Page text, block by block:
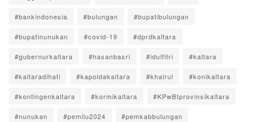
#bankindonesia #bulungan #bupatibulungan
#bupatinunukan #covid-19 #dprdkaltara
#gubernurkaltara #hasanbasri #idulfitri #kaltara
#kaltaradihati #kapoldakaltara #khairul #konikaltara
#kontingenkaltara #kormikaltara #KPwBIprovinsikaltara
#nunukan #pemilu2024 #pemkabbulungan